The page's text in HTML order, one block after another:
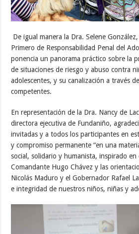
De igual manera la Dra. Selene
Primero de Responsabilidad Penal del
ponencia un panorama práctico sobre la
de situaciones de riesgo y abuso contra
adolescentes, y su canalización a través
competentes.
En representación de la Dra. Nancy de
directora ejecutiva de Fundaniño,
invitadas y a todos los participantes en
y compromiso permanente “en una
social, solidario y humanista, inspirado en
Comandante Hugo Chávez y las
Nicolás Maduro y el Gobernador Rafael
e integridad de nuestros niños, niñas y